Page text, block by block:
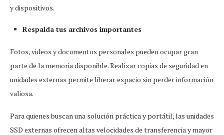
y dispositivos.
Respalda tus archivos importantes
Fotos, videos y documentos personales pueden ocupar gran
parte de la memoria disponible. Realizar copias de seguridad en
unidades externas permite liberar espacio sin perder información
valiosa.
Para quienes buscan una solución práctica y portátil, las unidades
SSD externas ofrecen altas velocidades de transferencia y mayor